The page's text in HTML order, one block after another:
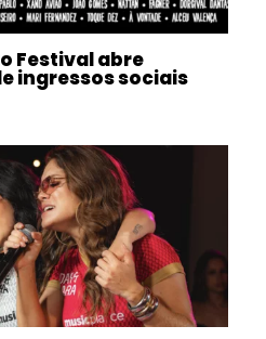
Festival abre
ingressos sociais